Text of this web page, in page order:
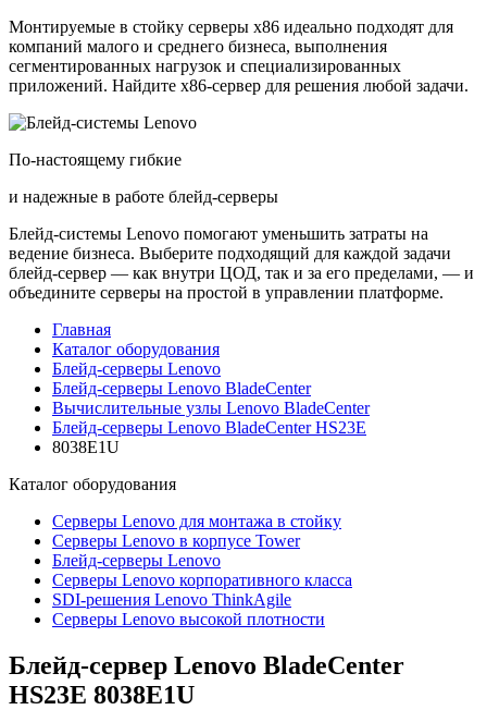
Монтируемые в стойку серверы x86 идеально подходят для
компаний малого и среднего бизнеса, выполнения
сегментированных нагрузок и специализированных
приложений. Найдите x86-сервер для решения любой задачи.
По-настоящему гибкие
и надежные в работе блейд-серверы
Блейд-системы Lenovo помогают уменьшить затраты на
ведение бизнеса. Выберите подходящий для каждой задачи
блейд-сервер — как внутри ЦОД, так и за его пределами, — и
объедините серверы на простой в управлении платформе.
Главная
Каталог оборудования
Блейд-серверы Lenovo
Блейд-серверы Lenovo BladeCenter
Вычислительные узлы Lenovo BladeCenter
Блейд-серверы Lenovo BladeCenter HS23E
8038E1U
Каталог оборудования
Серверы Lenovo для монтажа в стойку
Серверы Lenovo в корпусе Tower
Блейд-серверы Lenovo
Cерверы Lenovo корпоративного класса
SDI-решения Lenovo ThinkAgile
Серверы Lenovo высокой плотности
Блейд-сервер Lenovo BladeCenter
HS23E 8038E1U